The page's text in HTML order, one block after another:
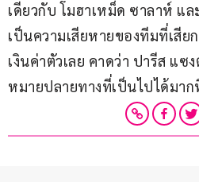
เดียวกับ โมฮาเหม็ด ซาลาห์ แ
เป็นความเสียหายของทีมที่เสีย
เงินค่าตัวเลย คาดว่า ปารีส แซ
หมายปลายทางที่เป็นไปได้มา